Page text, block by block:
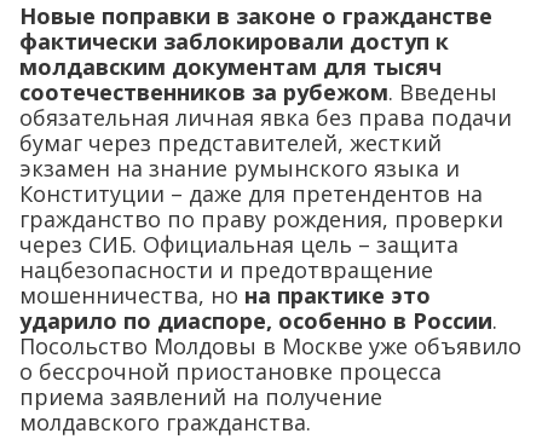
Новые поправки в законе о гражданстве
фактически заблокировали доступ к
молдавским документам для тысяч
соотечественников за рубежом. Введены
обязательная личная явка без права подачи
бумаг через представителей, жесткий
экзамен на знание румынского языка и
Конституции – даже для претендентов на
гражданство по праву рождения, проверки
через СИБ. Официальная цель – защита
нацбезопасности и предотвращение
мошенничества, но на практике это
ударило по диаспоре, особенно в России.
Посольство Молдовы в Москве уже объявило
о бессрочной приостановке процесса
приема заявлений на получение
молдавского гражданства.